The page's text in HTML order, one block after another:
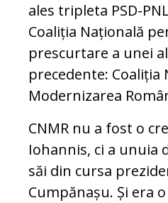
ales tripleta PSD-
Coaliția Națională
prescurtare a unei
precedente:
Modernizarea
CNMR nu a fost o
Iohannis, ci a unuia
săi din cursa
Cumpănașu. Și era